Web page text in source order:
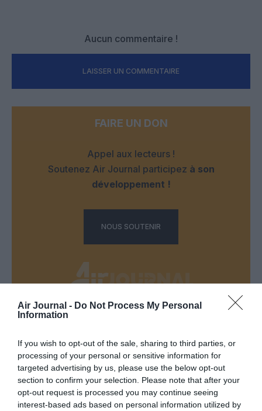
Air Journal - Do Not Process My Personal
Information
If you wish to opt-out of the sale, sharing to third parties, or
processing of your personal or sensitive information for
targeted advertising by us, please use the below opt-out
section to confirm your selection. Please note that after your
opt-out request is processed you may continue seeing
interest-based ads based on personal information utilized by
Aucun commentaire !
LAISSER UN COMMENTAIRE
FAIRE UN DON
Appel aux lecteurs !
Soutenez Air Journal participez à son
développement !
NOUS SOUTENIR
Biznessa commenté l'article :
Pointe‑à‑Pitre – Panama City : Air France ouvre un pont
aérien vers l’Amérique latine